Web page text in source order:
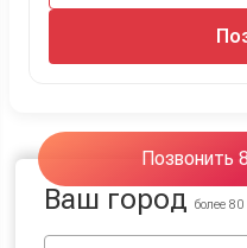
Позвонить
Ваш городболее 80